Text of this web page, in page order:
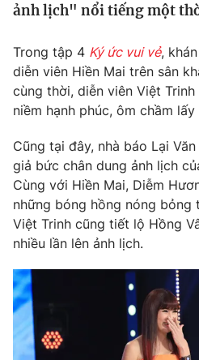
Tin tức
Câu chuyện quốc tế
Kinh tế
Tài chính
Thị trường
Góc doanh nghiệp
Dữ liệu và đời sống
Truyền hình
Phim VTV
Hậu trường
Nhân vật
Khán giả
Giải sao mai
Giải trí
Điện ảnh
Âm nhạc
Đời sống
Du lịch
Làm đẹp
Chất lượng cuộc sống
Tuyển sinh
Học trực tuyến
Công nghệ
Hitech Công nghệ tương lai
Giao lưu trực tuyến
ảnh lịch" nổi tiếng một
Trong tập 4 Ký ức vui vẻ,
diễn viên Hiền Mai trên sân
cùng thời, diễn viên Việt
niềm hạnh phúc, ôm chầm lấy
Cũng tại đây, nhà báo Lại
giả bức chân dung ảnh lịch
Cùng với Hiền Mai, Diễm
những bóng hồng nóng bỏng
Việt Trinh cũng tiết lộ Hồng
nhiều lần lên ảnh lịch.